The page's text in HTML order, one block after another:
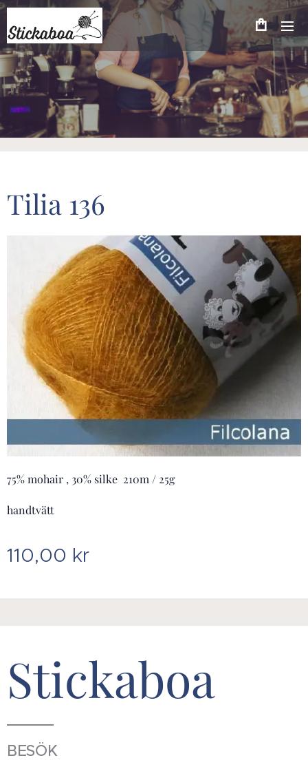
Tilia 136
75% mohair , 30% silke 210m / 25g
handtvätt
110,00 kr
Stickaboa
BESÖK